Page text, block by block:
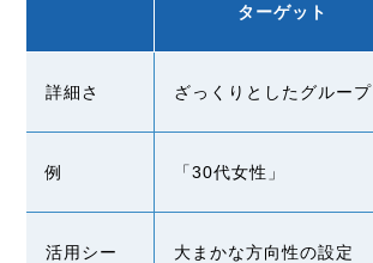
ターゲット
詳細さ ざっくりとしたグループ
例 「30代女性」
活用シー 大まかな方向性の設定